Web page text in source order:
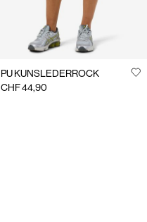
PU KUNSLEDERROCK
CHF 44,90